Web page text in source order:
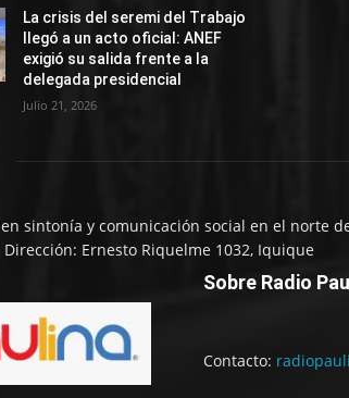
La crisis del seremi del Trabajo
llegó a un acto oficial: ANEF
exigió su salida frente a la
delegada presidencial
Julio 21, 2026
sintonía y comunicación social en el norte
Ernesto Riquelme 1032, Iquique
Sobre Radio
Contacto: